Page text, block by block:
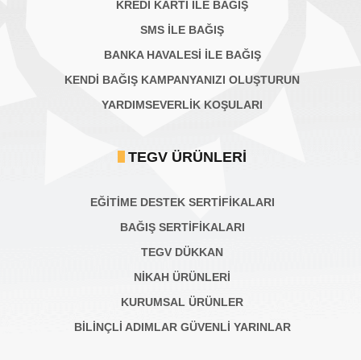
KREDİ KARTI İLE BAĞIŞ
SMS İLE BAĞIŞ
BANKA HAVALESİ İLE BAĞIŞ
KENDİ BAĞIŞ KAMPANYANIZI OLUŞTURUN
YARDIMSEVERLİK KOŞULARI
TEGV ÜRÜNLERI
EĞİTİME DESTEK SERTİFİKALARI
BAĞIŞ SERTIFIKALARI
TEGV DÜKKAN
NİKAH ÜRÜNLERİ
KURUMSAL ÜRÜNLER
BILINÇLI ADIMLAR GÜVENLI YARINLAR